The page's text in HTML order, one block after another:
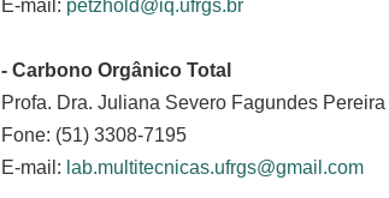
E-mail: petzhold@iq.ufrgs.br
- Carbono Orgânico Total
Profa. Dra. Juliana Severo Fagundes Pereira
Fone: (51) 3308-7195
E-mail: lab.multitecnicas.ufrgs@gmail.com